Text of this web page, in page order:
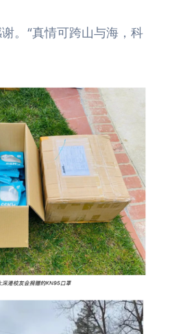
。“真情可跨山与海，科